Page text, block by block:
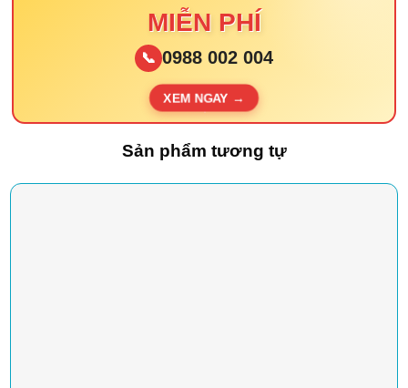
MIỄN PHÍ
📞 0988 002 004
XEM NGAY →
Sản phẩm tương tự